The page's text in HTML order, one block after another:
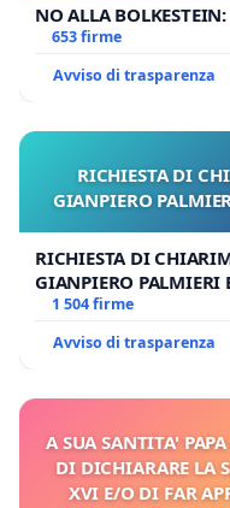
NO ALLA
653 firme
Avviso di trasparenza
RICHIESTA DI
GIANPIERO
RICHIESTA DI
GIANPIERO PALMIERI
1 504 firme
Avviso di trasparenza
A SUA SANTITA'
DI DICHIARARE LA
XVI E/O DI FAR